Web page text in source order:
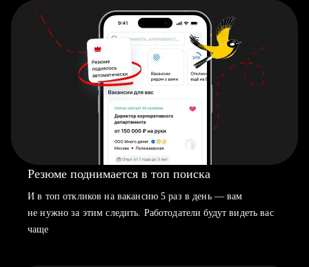
Резюме поднимается в топ поиска
И в топ откликов на вакансию 5 раз в день — вам
не нужно за этим следить. Работодатели будут видеть вас
чаще